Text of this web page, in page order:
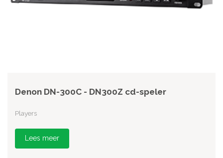
Denon DN-300C - DN300Z cd-speler
Players
Lees meer